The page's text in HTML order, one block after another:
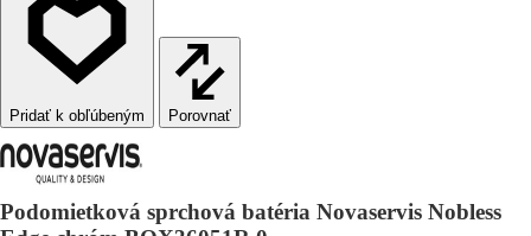
Porovnať
Podomietková sprchová batéria Novaservis Nobless